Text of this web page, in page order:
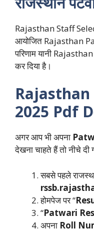
Rajasthan Staff
आयोजित Rajasthan
परिणाम यानी
कर दिया है।
2025 Pdf
अगर आप भी अपना
देखना चाहते हैं तो नीचे दी
सबसे पहले
होमपेज पर “
“Patwari
अपना Roll